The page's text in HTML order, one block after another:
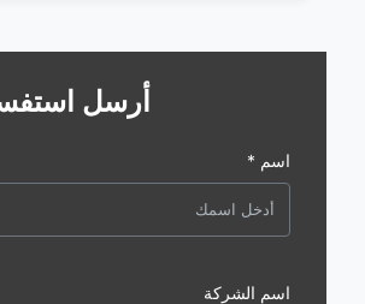
أرسل استفسارًا
اسم *
اسم الشركة